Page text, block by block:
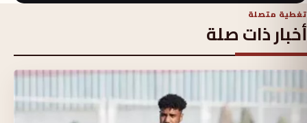
تغطية متصلة
أخبار ذات صلة